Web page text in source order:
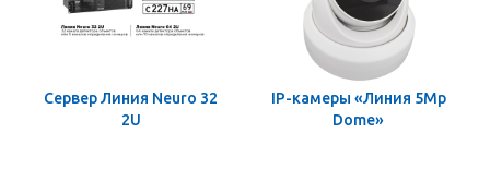
Сервер Линия Neuro 32
2U
IP-камеры «Линия 5Mp
Dome»